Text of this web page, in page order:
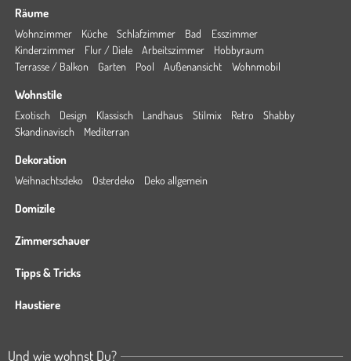
Räume
Wohnzimmer Küche Schlafzimmer Bad
Esszimmer
Kinderzimmer
Flur / Diele Arbeitszimmer
Hobbyraum
Terrasse / Balkon
Garten Pool Außenansicht Wohnmobil
Wohnstile
Exotisch Design Klassisch Landhaus Stilmix Retro
Shabby
Skandinavisch
Mediterran
Dekoration
Weihnachtsdeko Osterdeko Deko allgemein
Domizile
Zimmerschauer
Tipps & Tricks
Haustiere
Und wie wohnst Du?